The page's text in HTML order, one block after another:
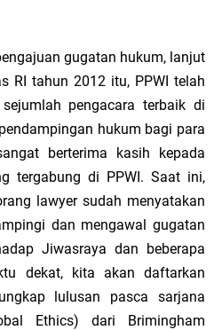
gugatan hukum, lanjut
RI tahun 2012 itu, PPWI telah
pengacara terbaik di
hukum bagi para
berterima kasih kepada
tergabung di PPWI. Saat ini,
lawyer sudah menyatakan
dan mengawal gugatan
Jiwasraya dan beberapa
dekat, kita akan daftarkan
lulusan pasca sarjana
Ethics) dari Brimingham